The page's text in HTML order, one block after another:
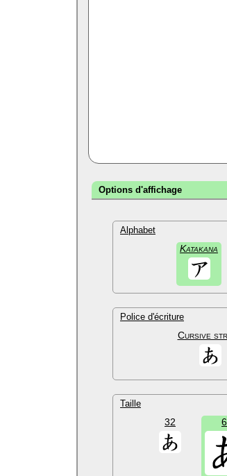
Options d'affichage
Alphabet
Katakana
Police d'écriture
Cursive
Taille
32